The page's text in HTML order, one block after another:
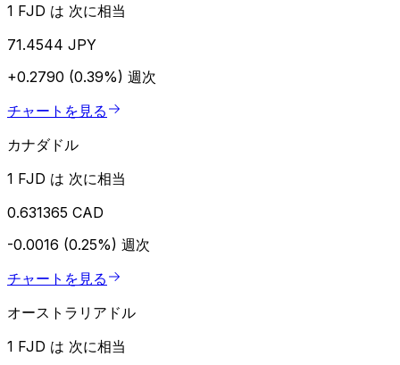
1 FJD は 次に相当
71.4544 JPY
+0.2790 (0.39%) 週次
チャートを見る
カナダドル
1 FJD は 次に相当
0.631365 CAD
-0.0016 (0.25%) 週次
チャートを見る
オーストラリアドル
1 FJD は 次に相当